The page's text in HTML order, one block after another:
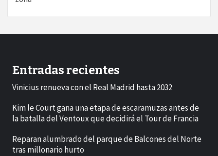
Entradas recientes
Vinicius renueva con el Real Madrid hasta 2032
Kim le Court gana una etapa de escaramuzas antes de
la batalla del Ventoux que decidirá el Tour de Francia
Reparan alumbrado del parque de Balcones del Norte
tras millonario hurto